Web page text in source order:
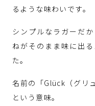
るような味わいです。
シンプルなラガーだ
ねがそのまま味に出
た。
名前の「Glück（グリ
という意味。